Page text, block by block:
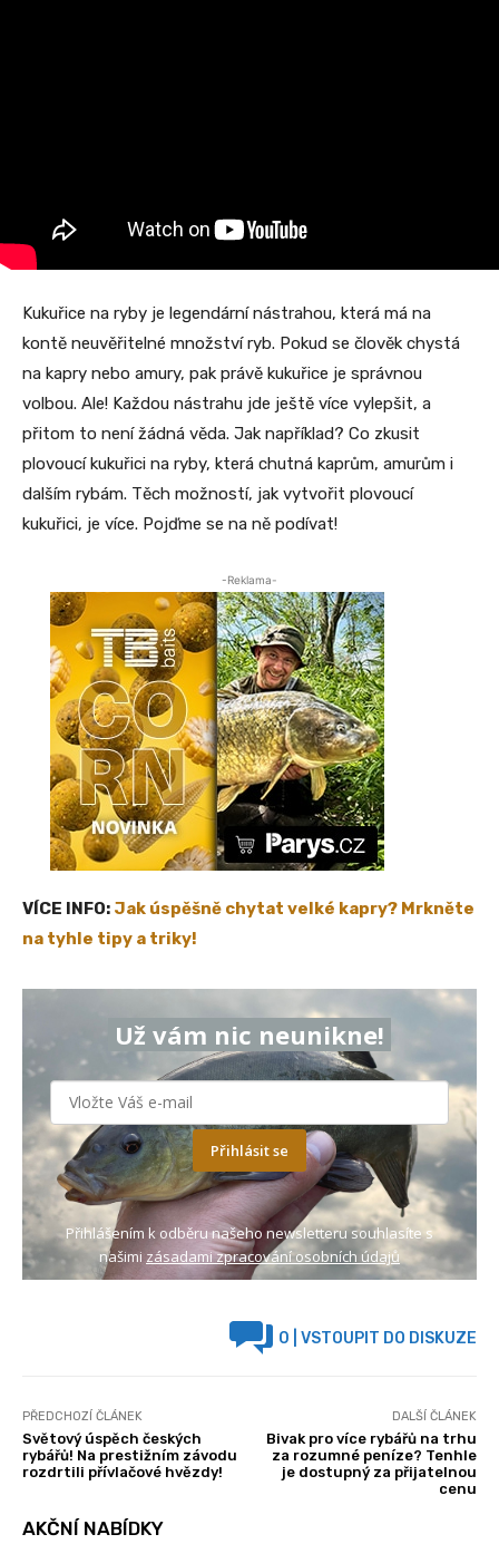
Kukuřice na ryby je legendární nástrahou, která má na
kontě neuvěřitelné množství ryb. Pokud se člověk chystá
na kapry nebo amury, pak právě kukuřice je správnou
volbou. Ale! Každou nástrahu jde ještě více vylepšit, a
přitom to není žádná věda. Jak například? Co zkusit
plovoucí kukuřici na ryby, která chutná kaprům, amurům i
dalším rybám. Těch možností, jak vytvořit plovoucí
kukuřici, je více. Pojďme se na ně podívat!
-Reklama-
VÍCE INFO: Jak úspěšně chytat velké kapry? Mrkněte
na tyhle tipy a triky!
Už vám nic neunikne!
Přihlásit se
Přihlášením k odběru našeho newsletteru souhlasíte s
našimi zásadami zpracování osobních údajů
0 | VSTOUPIT DO DISKUZE
PŘEDCHOZÍ ČLÁNEK
Světový úspěch českých
rybářů! Na prestižním závodu
rozdrtili přívlačové hvězdy!
DALŠÍ ČLÁNEK
Bivak pro více rybářů na trhu
za rozumné peníze? Tenhle
je dostupný za přijatelnou
cenu
AKČNÍ NABÍDKY